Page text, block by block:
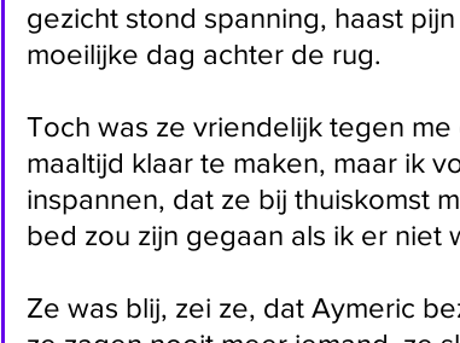
gezicht stond spanning, haast
moeilijke dag achter de rug.
Toch was ze vriendelijk tegen
maaltijd klaar te maken, maar ik
inspannen, dat ze bij thuiskomst
bed zou zijn gegaan als ik er niet
Ze was blij, zei ze, dat Aymeric